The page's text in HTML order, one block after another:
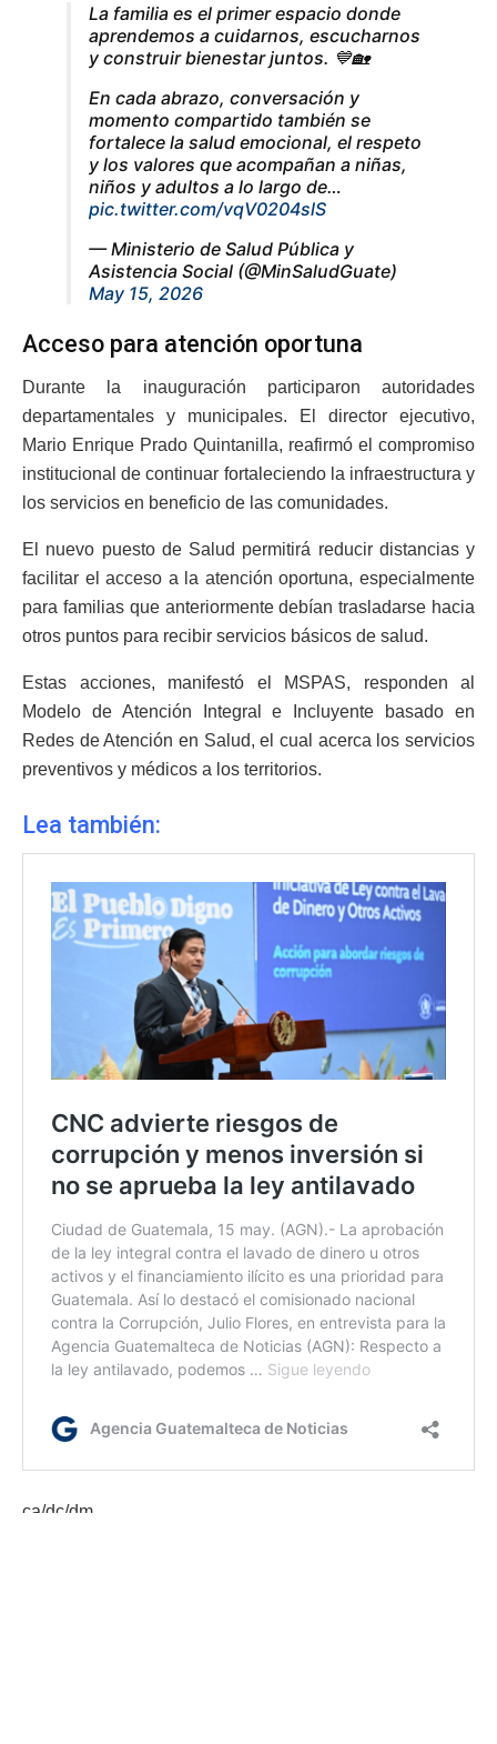
La familia es el primer espacio donde
aprendemos a cuidarnos, escucharnos
y construir bienestar juntos. 💙🏡
En cada abrazo, conversación y
momento compartido también se
fortalece la salud emocional, el respeto
y los valores que acompañan a niñas,
niños y adultos a lo largo de…
pic.twitter.com/vqV0204slS
— Ministerio de Salud Pública y
Asistencia Social (@MinSaludGuate)
May 15, 2026
Acceso para atención oportuna
Durante la inauguración participaron autoridades
departamentales y municipales. El director ejecutivo,
Mario Enrique Prado Quintanilla, reafirmó el compromiso
institucional de continuar fortaleciendo la infraestructura y
los servicios en beneficio de las comunidades.
El nuevo puesto de Salud permitirá reducir distancias y
facilitar el acceso a la atención oportuna, especialmente
para familias que anteriormente debían trasladarse hacia
otros puntos para recibir servicios básicos de salud.
Estas acciones, manifestó el MSPAS, responden al
Modelo de Atención Integral e Incluyente basado en
Redes de Atención en Salud, el cual acerca los servicios
preventivos y médicos a los territorios.
Lea también:
ca/dc/dm